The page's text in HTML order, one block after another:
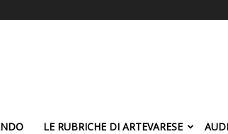
LE RUBRICHE DI ARTEVARESE